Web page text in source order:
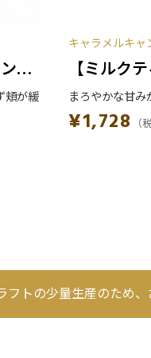
デ
頬が緩
キャラメルキャ
【ミルク
ンディ
まろやかな甘み
¥1,728 （
フトの少量生産のため